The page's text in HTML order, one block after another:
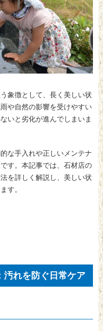
象徴として、長く美しい状
や自然の影響を受けやすい
いと劣化が進んでしまいま
な手入れや正しいメンテナ
す。本記事では、石材店の
を詳しく解説し、美しい状
す。
汚れを防ぐ日常ケア